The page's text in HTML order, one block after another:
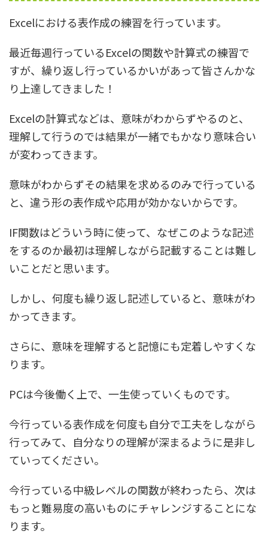
Excelにおける表作成の練習を行っています。
最近毎週行っているExcelの関数や計算式の練習で
すが、繰り返し行っているかいがあって皆さんかな
り上達してきました！
Excelの計算式などは、意味がわからずやるのと、
理解して行うのでは結果が一緒でもかなり意味合い
が変わってきます。
意味がわからずその結果を求めるのみで行っている
と、違う形の表作成や応用が効かないからです。
IF関数はどういう時に使って、なぜこのような記述
をするのか最初は理解しながら記載することは難し
いことだと思います。
しかし、何度も繰り返し記述していると、意味がわ
かってきます。
さらに、意味を理解すると記憶にも定着しやすくな
ります。
PCは今後働く上で、一生使っていくものです。
今行っている表作成を何度も自分で工夫をしながら
行ってみて、自分なりの理解が深まるように是非し
ていってください。
今行っている中級レベルの関数が終わったら、次は
もっと難易度の高いものにチャレンジすることにな
ります。